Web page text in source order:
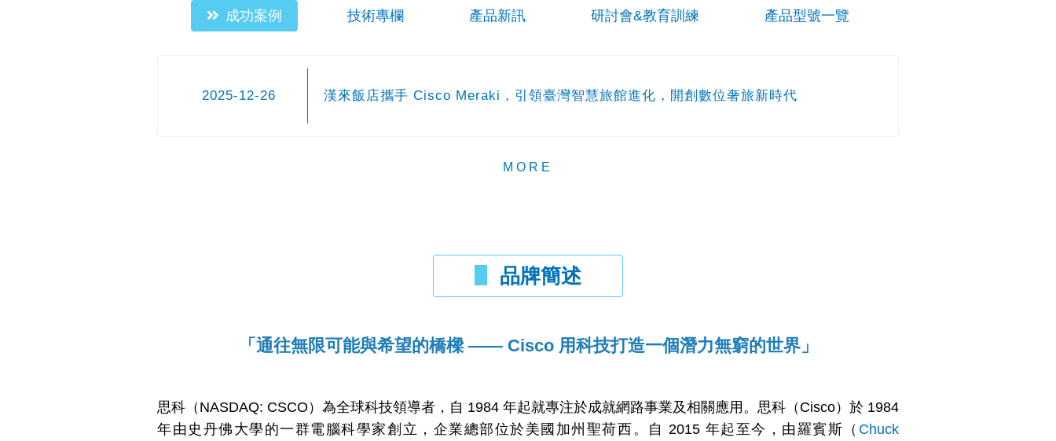
成功案例 技術專欄 產品新訊 研討會&教育訓練 產品型號一覽
2025-12-26 漢來飯店攜手 Cisco Meraki，引領臺灣智慧旅館進化，開創數位奢旅新時代
MORE
品牌簡述
「通往無限可能與希望的橋樑 —— Cisco 用科技打造一個潛力無窮的世界」
思科（NASDAQ: CSCO）為全球科技領導者，自 1984 年起就專注於成就網路事業及相關應用。思科（Cisco）於 1984
年由史丹佛大學的一群電腦科學家創立，企業總部位於美國加州聖荷西。自 2015 年起至今，由羅賓斯（ Chuck